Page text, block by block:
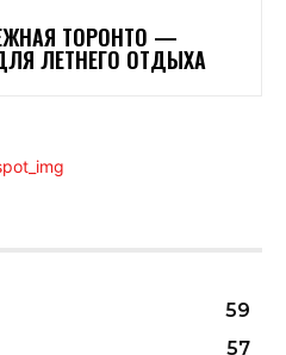
ТОРОНТО —
ЛЕТНЕГО ОТДЫХА
59
57